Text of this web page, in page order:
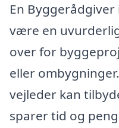
En
være en
over for
eller
vejleder kan
sparer tid og